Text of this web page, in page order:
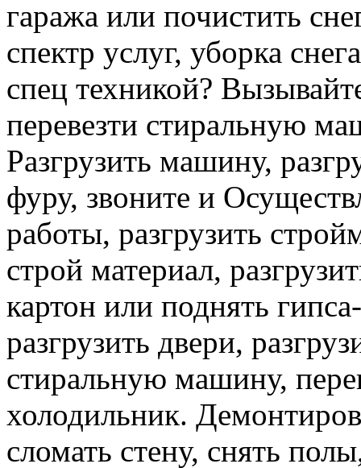
гаража или почистить
спектр услуг, уборка
спец техникой?
перевезти стиральную
Разгрузить машину,
фуру, звоните и
работы, разгрузить
строй материал,
картон или поднять
разгрузить двери,
стиральную машину,
холодильник.
сломать стену, снять